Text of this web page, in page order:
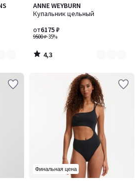
ANNE WEYBURN
Купальник цельный
9500 ₽-35%
от6175 ₽
4,3
/ 5
Количество
цветов:
4,3
/
Финальная цена